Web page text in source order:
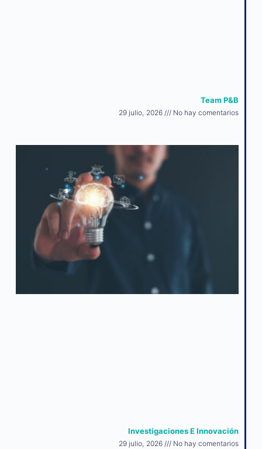
Team P&B
29 julio, 2026 No hay comentarios
Investigaciones E Innovación
29 julio, 2026 No hay comentarios